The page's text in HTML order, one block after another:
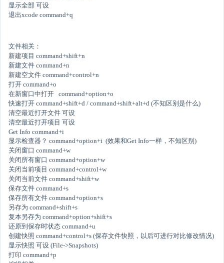
显示全部 可设
退出xcode command+q
文件相关：
新建项目 command+shift+n
新建文件 command+n
新建空文件 command+control+n
打开 command+o
在新窗口中打开 command+option+o
快速打开 command+shift+d / command+shift+alt+d (不知区别是什么)
清空最近打开文件 可设
清空最近打开项目 可设
Get Info command+i
显示检查器？ command+option+i (效果和Get Info一样，不知区别)
关闭窗口 command+w
关闭所有窗口 command+option+w
关闭当前项目 command+control+w
关闭当前文件 command+shift+w
保存文件 command+s
保存所有文件 command+option+s
另存为 command+shift+s
复本另存为 command+option+shift+s
还原到保存时状态 command+u
创建快照 command+control+s (保存文件快照，以后可进行对比修改情况)
显示快照 可设 (File->Snapshots)
打印 command+p